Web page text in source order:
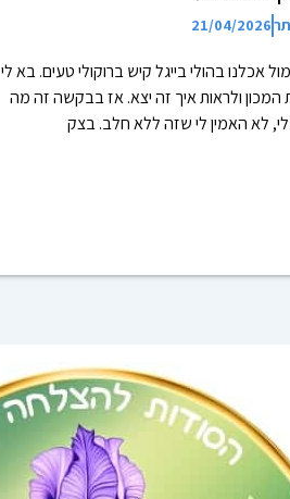
21/04/2026
אכלנו בהולי בייגל קיש ברוקולי טעים. בא לי
המכון ולראות איך זה יצא. אז בבקשה זה מה
לא האמין לי שזה ללא חלב. בצק